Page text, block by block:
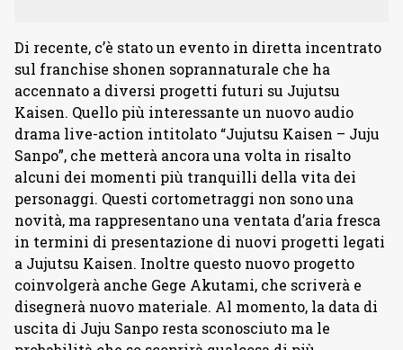
Di recente, c’è stato un evento in diretta incentrato
sul franchise shonen soprannaturale che ha
accennato a diversi progetti futuri su Jujutsu
Kaisen. Quello più interessante un nuovo audio
drama live-action intitolato “Jujutsu Kaisen – Juju
Sanpo”, che metterà ancora una volta in risalto
alcuni dei momenti più tranquilli della vita dei
personaggi. Questi cortometraggi non sono una
novità, ma rappresentano una ventata d’aria fresca
in termini di presentazione di nuovi progetti legati
a Jujutsu Kaisen. Inoltre questo nuovo progetto
coinvolgerà anche Gege Akutami, che scriverà e
disegnerà nuovo materiale. Al momento, la data di
uscita di Juju Sanpo resta sconosciuto ma le